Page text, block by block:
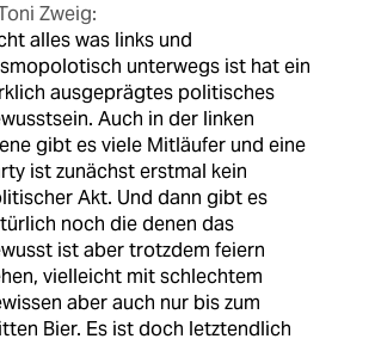
Zweig:
alles was links und
unterwegs ist hat ein
ausgeprägtes politisches
Auch in der linken
gibt es viele Mitläufer und eine
ist zunächst erstmal kein
Akt. Und dann gibt es
noch die denen das
ist aber trotzdem feiern
vielleicht mit schlechtem
aber auch nur bis zum
Bier. Es ist doch letztendlich